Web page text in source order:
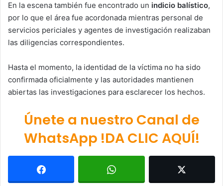
En la escena también fue encontrado un indicio balístico,
por lo que el área fue acordonada mientras personal de
servicios periciales y agentes de investigación realizaban
las diligencias correspondientes.
Hasta el momento, la identidad de la víctima no ha sido
confirmada oficialmente y las autoridades mantienen
abiertas las investigaciones para esclarecer los hechos.
Únete a nuestro Canal de
WhatsApp !DA CLIC AQUÍ!